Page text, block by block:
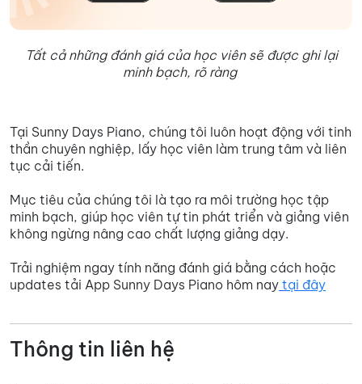
Tất cả những đánh giá của học viên sẽ được ghi lại
minh bạch, rõ ràng
Tại Sunny Days Piano, chúng tôi luôn hoạt động với tinh
thần chuyên nghiệp, lấy học viên làm trung tâm và liên
tục cải tiến.
Mục tiêu của chúng tôi là tạo ra môi trường học tập
minh bạch, giúp học viên tự tin phát triển và giảng viên
không ngừng nâng cao chất lượng giảng dạy.
Trải nghiệm ngay tính năng đánh giá bằng cách hoặc
updates tải App Sunny Days Piano hôm nay tại đây
Thông tin liên hệ